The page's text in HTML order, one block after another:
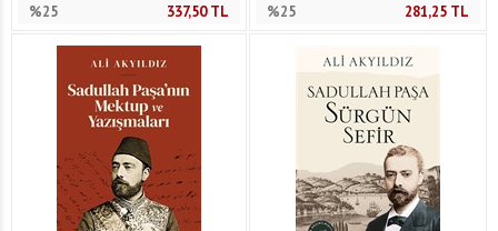
%25 337,50TL %25 281,25 TL